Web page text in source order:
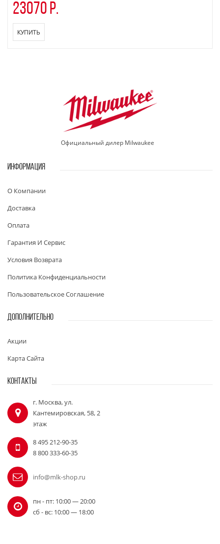
23070 р.
КУПИТЬ
Официальный дилер Milwaukee
ИНФОРМАЦИЯ
О Компании
Доставка
Оплата
Гарантия И Сервис
Условия Возврата
Политика Конфиденциальности
Пользовательское Соглашение
ДОПОЛНИТЕЛЬНО
Акции
Карта Сайта
КОНТАКТЫ
г. Москва, ул.
Кантемировская, 58, 2
этаж
8 495 212-90-35
8 800 333-60-35
info@mlk-shop.ru
пн - пт: 10:00 — 20:00
сб - вс: 10:00 — 18:00